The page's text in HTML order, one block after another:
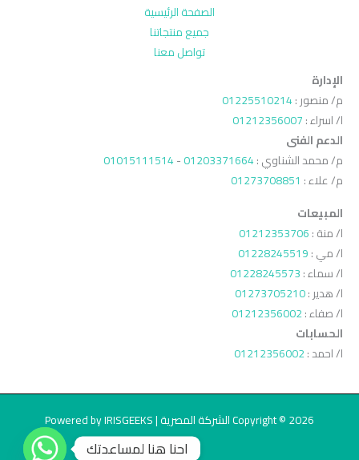
الصفحة الرئيسية
جميع منتجاتنا
تواصل معنا
الإدارة
م/ منصور :01225510214
ا/ اسراء :01212356007
الدعم الفنى
م/ محمد الشناوي :01203371664
-
01015111514
م/ علاء : 01273708851
المبيعات
ا/ منة :01212353706
ا/ مي :01228245519
ا/ سماء :01228245573
ا/ هدير :01273705210
ا/ صفاء :01212356002
الحسابات
ا/ احمد :01212356002
Copyright © 2026 الشركة المصرية | Powered by IRISGEEKS
احنا هنا لمساعدتك